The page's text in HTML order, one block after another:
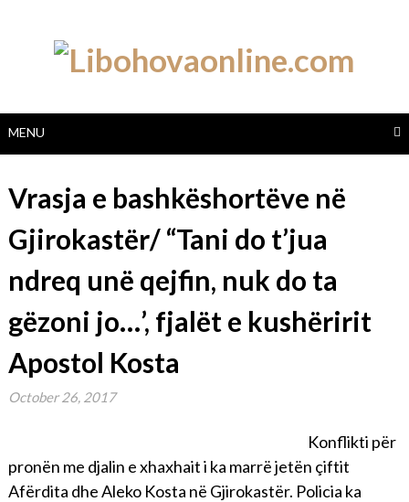
MENU
Vrasja e bashkëshortëve në
Gjirokastër/ “Tani do t’jua
ndreq unë qejfin, nuk do ta
gëzoni jo…’, fjalët e kushëririt
Apostol Kosta
October 26, 2017
Konflikti për
pronën me djalin e xhaxhait i ka marrë jetën çiftit
Afërdita dhe Aleko Kosta në Gjirokastër. Policia ka